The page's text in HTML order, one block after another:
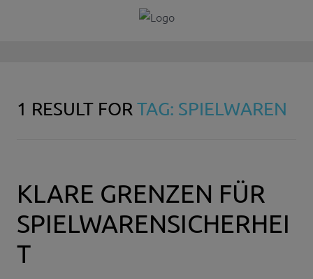
1 RESULT FORTAG: SPIELWAREN
KLARE GRENZEN FÜR
SPIELWARENSICHERHEI
T